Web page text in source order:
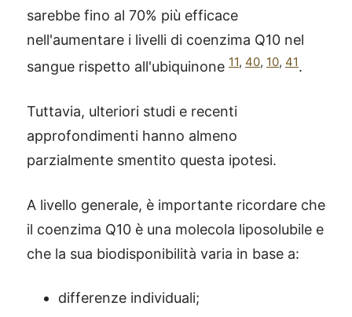
sarebbe fino al 70% più efficace
nell'aumentare i livelli di coenzima Q10 nel
sangue rispetto all'ubiquinone 11, 40, 10, 41.
Tuttavia, ulteriori studi e recenti
approfondimenti hanno almeno
parzialmente smentito questa ipotesi.
A livello generale, è importante ricordare che
il coenzima Q10 è una molecola liposolubile e
che la sua biodisponibilità varia in base a:
differenze individuali;